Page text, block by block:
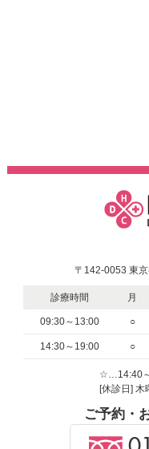
〒142-0053 東
診療時間 月
09:30～13:00 ○
14:30～19:00 ○
☆…14:40
[休診日] 木
ご予約・